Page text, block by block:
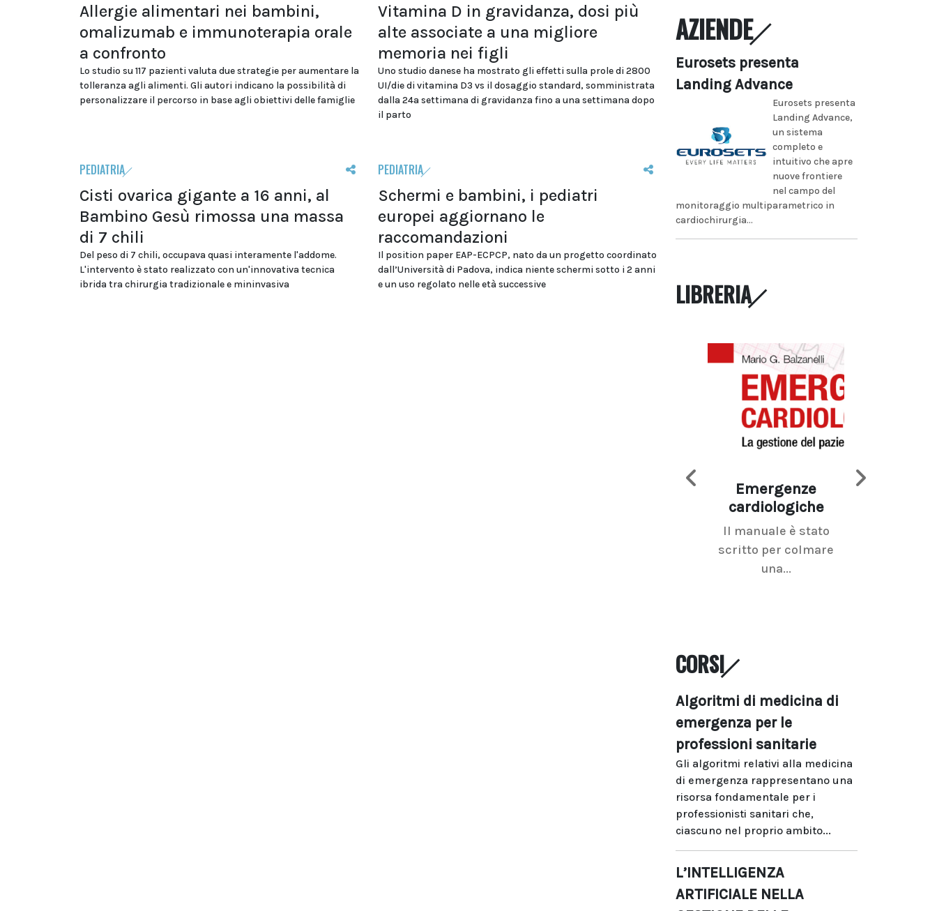
Allergie alimentari nei bambini,
omalizumab e immunoterapia orale
a confronto
Lo studio su 117 pazienti valuta due strategie per aumentare la
tolleranza agli alimenti. Gli autori indicano la possibilità di
personalizzare il percorso in base agli obiettivi delle famiglie
Vitamina D in gravidanza, dosi più
alte associate a una migliore
memoria nei figli
Uno studio danese ha mostrato gli effetti sulla prole di 2800
UI/die di vitamina D3 vs il dosaggio standard, somministrata
dalla 24a settimana di gravidanza fino a una settimana dopo
il parto
PEDIATRIA
Cisti ovarica gigante a 16 anni, al
Bambino Gesù rimossa una massa
di 7 chili
Del peso di 7 chili, occupava quasi interamente l'addome.
L'intervento è stato realizzato con un'innovativa tecnica
ibrida tra chirurgia tradizionale e mininvasiva
PEDIATRIA
Schermi e bambini, i pediatri
europei aggiornano le
raccomandazioni
Il position paper EAP-ECPCP, nato da un progetto coordinato
dall’Università di Padova, indica niente schermi sotto i 2 anni
e un uso regolato nelle età successive
AZIENDE
Eurosets presenta
Landing Advance
Eurosets presenta
Landing Advance,
un sistema
completo e
intuitivo che apre
nuove frontiere
nel campo del
monitoraggio multiparametrico in
cardiochirurgia...
LIBRERIA
Emergenze
cardiologiche
Il manuale è stato
scritto per colmare
una...
CORSI
Algoritmi di medicina di
emergenza per le
professioni sanitarie
Gli algoritmi relativi alla medicina
di emergenza rappresentano una
risorsa fondamentale per i
professionisti sanitari che,
ciascuno nel proprio ambito...
L’INTELLIGENZA
ARTIFICIALE NELLA